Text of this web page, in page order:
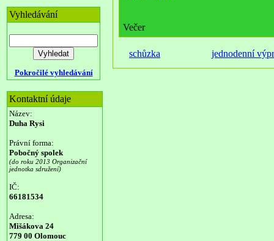
Vyhledávání
Pokročilé vyhledávání
Kontaktní údaje
Název:
Duha Rysi
Právní forma:
Pobočný spolek
(do roku 2013 Organizační
jednotka sdružení)
IČ:
66181534
Adresa:
Mišákova 24
779 00 Olomouc
Večer
schůzka jednodenní